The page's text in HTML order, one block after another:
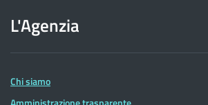
dell'Agenzia
delle
Entrate
L'Agenzia
Chi siamo